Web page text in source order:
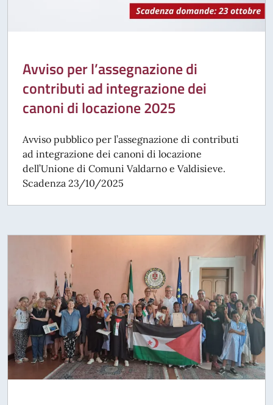
Avviso per l’assegnazione di
contributi ad integrazione dei
canoni di locazione 2025
Avviso pubblico per l’assegnazione di contributi
ad integrazione dei canoni di locazione
dell’Unione di Comuni Valdarno e Valdisieve.
Scadenza 23/10/2025